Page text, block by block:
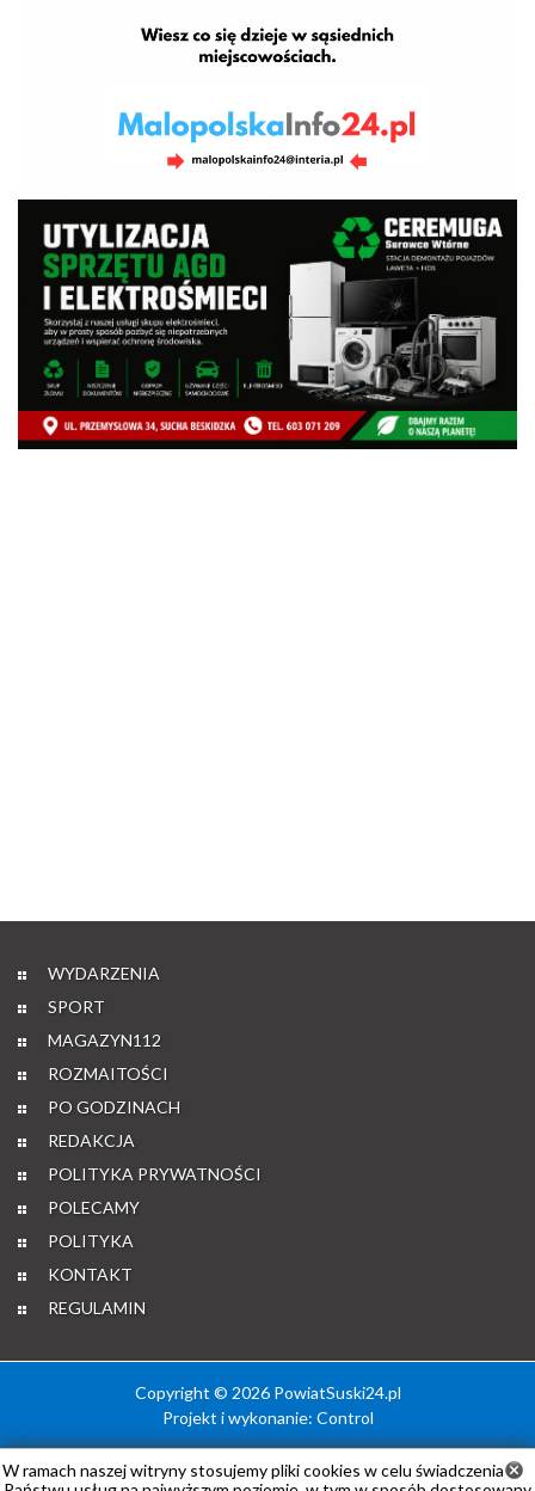
WYDARZENIA
SPORT
MAGAZYN112
ROZMAITOŚCI
PO GODZINACH
REDAKCJA
POLITYKA PRYWATNOŚCI
POLECAMY
POLITYKA
KONTAKT
REGULAMIN
Copyright © 2026 PowiatSuski24.pl
Projekt i wykonanie: Control
W ramach naszej witryny stosujemy pliki cookies w celu świadczenia